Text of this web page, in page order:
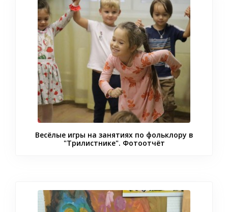
Весёлые игры на занятиях по фольклору в
"Трилистнике". Фотоотчёт